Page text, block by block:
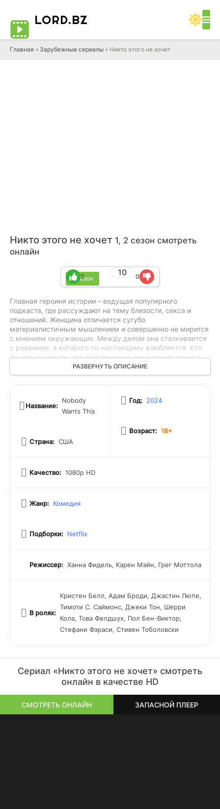
LORD.BZ
Главная » Зарубежные сериалы » Никто этого не хочет
Никто этого не хочет 1, 2 сезон смотреть
онлайн
2 сезон
10
2 0
Главная героиня истории – ведущая популярного
подкаста, где рассуждают на тему близости, секса и
отношений. Женщина отличается сугубо
материалистичным мышлением и совершенно не мирится
с мнением окружающих. Между делом она сталкивается
с раввином, в которого по-настоящему влюбляется. Кто
бы мог подумать, что действующие лица почувствуют в
сердце столь необычное чувство. Для первой это нечто из
области фантастики, а для второго – шанс избавиться от
кардинально друг от друга отличаются?
РАЗВЕРНУТЬ ОПИСАНИЕ
Название:
Nobody
Wants This
Страна: США
Год: 2024
Возраст: 18+
Качество: 1080p HD
Жанр: Комедия
Подборки: Netflix
Режиссер: Ханна Фидель, Карен Мэйн, Грег Моттола
В ролях:
Кристен Белл, Адам Броди, Джастин Люпе,
Тимоти С. Саймонс, Джеки Тон, Шерри
Кола, Това Фелдшух, Пол Бен-Виктор,
Стефани Фэраси, Стивен Тоболовски
Сериал «Никто этого не хочет» смотреть
онлайн в качестве HD
СМОТРЕТЬ ОНЛАЙН ЗАПАСНОЙ ПЛЕЕР